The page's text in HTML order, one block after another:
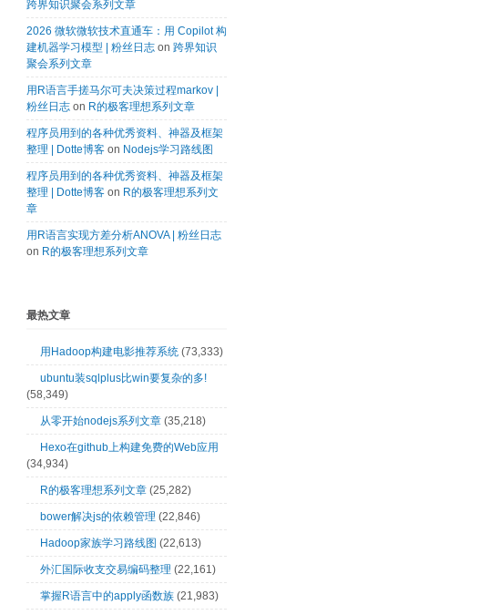
跨界知识聚会系列文章
2026 微软微软技术直通车：用 Copilot 构
建机器学习模型 | 粉丝日志 on 跨界知识
聚会系列文章
用R语言手搓马尔可夫决策过程markov |
粉丝日志 on R的极客理想系列文章
程序员用到的各种优秀资料、神器及框架
整理 | Dotte博客 on Nodejs学习路线图
程序员用到的各种优秀资料、神器及框架
整理 | Dotte博客 on R的极客理想系列文
章
用R语言实现方差分析ANOVA | 粉丝日志
on R的极客理想系列文章
最热文章
用Hadoop构建电影推荐系统 (73,333)
ubuntu装sqlplus比win要复杂的多!
(58,349)
从零开始nodejs系列文章 (35,218)
Hexo在github上构建免费的Web应用
(34,934)
R的极客理想系列文章 (25,282)
bower解决js的依赖管理 (22,846)
Hadoop家族学习路线图 (22,613)
外汇国际收支交易编码整理 (22,161)
掌握R语言中的apply函数族 (21,983)